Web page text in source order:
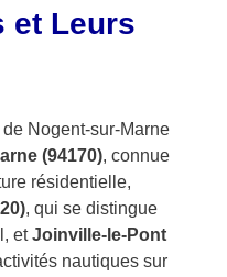
et Leurs
Nogent-sur-Marne
(94170), connue
résidentielle,
, qui se distingue
etJoinville-le-Pont
nautiques sur